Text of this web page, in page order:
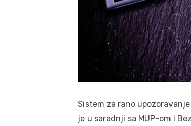
Sistem za rano
je u saradnji sa MUP-om i